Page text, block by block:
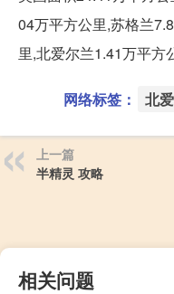
04万平方公里,苏格兰
里,北爱尔兰1.41万平方
网络标签： 北
上一篇
半精灵 攻略
相关问题